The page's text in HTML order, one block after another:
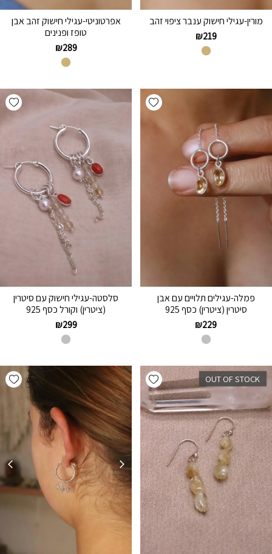
מורין-עגילי חישוק ענבר ציפוי זהב
₪219
אפרטוניטי-עגילי חישוק זהב אבן
טופז ופנינים
₪289
Add wishlist
פמלה-עגילים תלויים עם אבן
סיטרין (ציטרין) כסף 925
₪229
סלסטה-עגילי חישוק עם סיטרין
(ציטרין) וקורל כסף 925
₪299
Add wishlist OUT OF STOCK